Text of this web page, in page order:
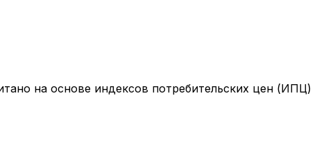
на основе индексов потребительских цен (ИПЦ)